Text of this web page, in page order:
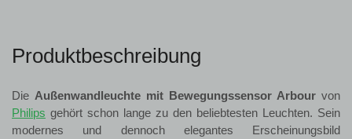
Produktbeschreibung
Die Außenwandleuchte mit Bewegungssensor Arbour von
Philips gehört schon lange zu den beliebtesten Leuchten. Sein
modernes und dennoch elegantes Erscheinungsbild